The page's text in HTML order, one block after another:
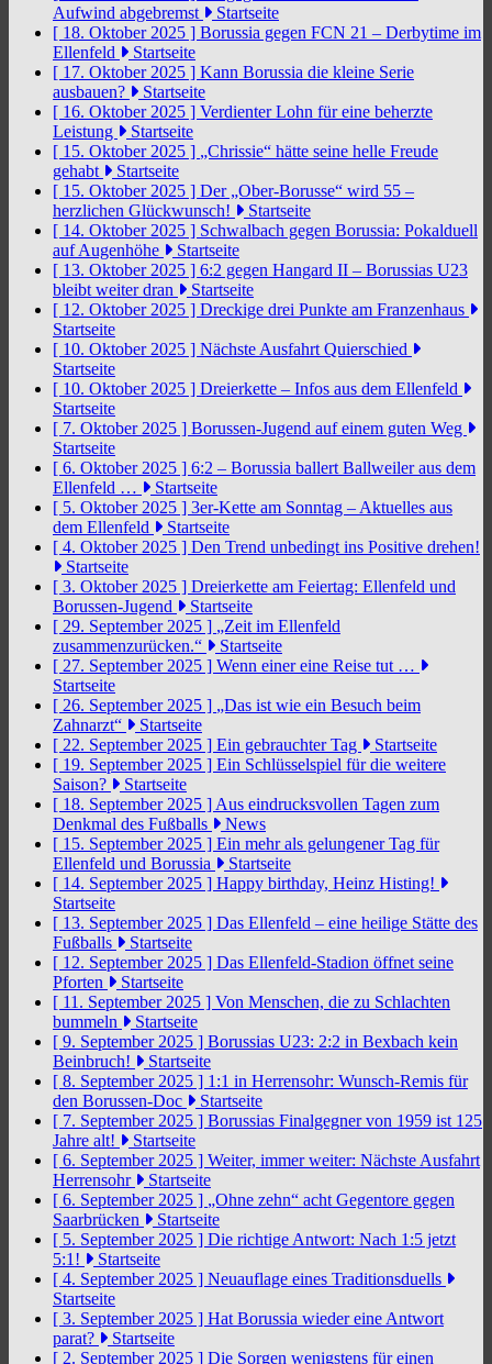
Aufwind abgebremst
Startseite
[ 18. Oktober 2025 ] Borussia gegen FCN 21 – Derbytime im
Ellenfeld
Startseite
[ 17. Oktober 2025 ] Kann Borussia die kleine Serie
ausbauen?
Startseite
[ 16. Oktober 2025 ] Verdienter Lohn für eine beherzte
Leistung
Startseite
[ 15. Oktober 2025 ] „Chrissie“ hätte seine helle Freude
gehabt
Startseite
[ 15. Oktober 2025 ] Der „Ober-Borusse“ wird 55 –
herzlichen Glückwunsch!
Startseite
[ 14. Oktober 2025 ] Schwalbach gegen Borussia: Pokalduell
auf Augenhöhe
Startseite
[ 13. Oktober 2025 ] 6:2 gegen Hangard II – Borussias U23
bleibt weiter dran
Startseite
[ 12. Oktober 2025 ] Dreckige drei Punkte am Franzenhaus
Startseite
[ 10. Oktober 2025 ] Nächste Ausfahrt Quierschied
Startseite
[ 10. Oktober 2025 ] Dreierkette – Infos aus dem Ellenfeld
Startseite
[ 7. Oktober 2025 ] Borussen-Jugend auf einem guten Weg
Startseite
[ 6. Oktober 2025 ] 6:2 – Borussia ballert Ballweiler aus dem
Ellenfeld …
Startseite
[ 5. Oktober 2025 ] 3er-Kette am Sonntag – Aktuelles aus
dem Ellenfeld
Startseite
[ 4. Oktober 2025 ] Den Trend unbedingt ins Positive drehen!
Startseite
[ 3. Oktober 2025 ] Dreierkette am Feiertag: Ellenfeld und
Borussen-Jugend
Startseite
[ 29. September 2025 ] „Zeit im Ellenfeld
zusammenzurücken.“
Startseite
[ 27. September 2025 ] Wenn einer eine Reise tut …
Startseite
[ 26. September 2025 ] „Das ist wie ein Besuch beim
Zahnarzt“
Startseite
[ 22. September 2025 ] Ein gebrauchter Tag
Startseite
[ 19. September 2025 ] Ein Schlüsselspiel für die weitere
Saison?
Startseite
[ 18. September 2025 ] Aus eindrucksvollen Tagen zum
Denkmal des Fußballs
News
[ 15. September 2025 ] Ein mehr als gelungener Tag für
Ellenfeld und Borussia
Startseite
[ 14. September 2025 ] Happy birthday, Heinz Histing!
Startseite
[ 13. September 2025 ] Das Ellenfeld – eine heilige Stätte des
Fußballs
Startseite
[ 12. September 2025 ] Das Ellenfeld-Stadion öffnet seine
Pforten
Startseite
[ 11. September 2025 ] Von Menschen, die zu Schlachten
bummeln
Startseite
[ 9. September 2025 ] Borussias U23: 2:2 in Bexbach kein
Beinbruch!
Startseite
[ 8. September 2025 ] 1:1 in Herrensohr: Wunsch-Remis für
den Borussen-Doc
Startseite
[ 7. September 2025 ] Borussias Finalgegner von 1959 ist 125
Jahre alt!
Startseite
[ 6. September 2025 ] Weiter, immer weiter: Nächste Ausfahrt
Herrensohr
Startseite
[ 6. September 2025 ] „Ohne zehn“ acht Gegentore gegen
Saarbrücken
Startseite
[ 5. September 2025 ] Die richtige Antwort: Nach 1:5 jetzt
5:1!
Startseite
[ 4. September 2025 ] Neuauflage eines Traditionsduells
Startseite
[ 3. September 2025 ] Hat Borussia wieder eine Antwort
parat?
Startseite
[ 2. September 2025 ] Die Sorgen wenigstens für einen